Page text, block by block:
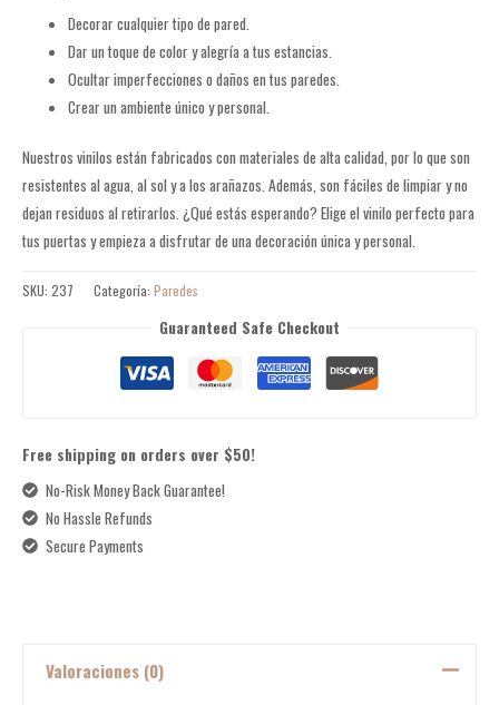
Decorar cualquier tipo de pared.
Dar un toque de color y alegría a tus estancias.
Ocultar imperfecciones o daños en tus paredes.
Crear un ambiente único y personal.
Nuestros vinilos están fabricados con materiales de alta calidad, por lo que son
resistentes al agua, al sol y a los arañazos. Además, son fáciles de limpiar y no
dejan residuos al retirarlos. ¿Qué estás esperando? Elige el vinilo perfecto para
tus puertas y empieza a disfrutar de una decoración única y personal.
SKU: 237 Categoría: Paredes
Guaranteed Safe Checkout
Free shipping on orders over $50!
No-Risk Money Back Guarantee!
No Hassle Refunds
Secure Payments
Valoraciones (0)